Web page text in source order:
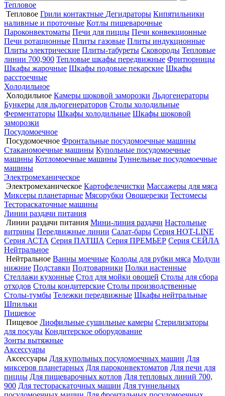
Тепловое
Тепловое Грили контактные Дегидраторы Кипятильники
наливные и проточные Котлы пищеварочные
Пароконвектоматы Печи для пиццы Печи конвекционные
Печи ротационные Плиты газовые Плиты индукционные
Плиты электрические Плиты-табуреты Сковороды Тепловые
линии 700,900 Тепловые шкафы передвижные Фритюрницы
Шкафы жарочные Шкафы подовые пекарские Шкафы
расстоечные
Холодильное
Холодильное Камеры шоковой заморозки Льдогенераторы
Бункеры для льдогенераторов Столы холодильные
Ферментаторы Шкафы холодильные Шкафы шоковой
заморозки
Посудомоечное
Посудомоечное Фронтальные посудомоечные машины
Стаканомоечные машины Купольные посудомоечные
машины Котломоечные машины Туннельные посудомоечные
машины
Электромеханическое
Электромеханическое Картофелечистки Массажеры для мяса
Миксеры планетарные Мясорубки Овощерезки Тестомесы
Тестораскаточные машины
Линии раздачи питания
Линии раздачи питания Мини-линия раздачи Настольные
витрины Передвижные линии Салат-бары Серия HOT-LINE
Серия АСТА Серия ПАТША Серия ПРЕМЬЕР Серия СЕЙЛА
Нейтральное
Нейтральное Ванны моечные Колоды для рубки мяса Модули
нижние Подставки Подтоварники Полки настенные
Стеллажи кухонные Стол для мойки овощей Столы для сбора
отходов Столы кондитерские Столы производственные
Столы-тумбы Тележки передвижные Шкафы нейтральные
Шпильки
Пищевое
Пищевое Лиофильные сушильные камеры Стерилизаторы
для посуды Кондитерское оборудование
Зонты вытяжные
Аксессуары
Аксессуары Для купольных посудомоечных машин Для
миксеров планетарных Для пароконвектоматов Для печи для
пиццы Для пищеварочных котлов Для тепловых линий 700,
900 Для тестораскаточных машин Для туннельных